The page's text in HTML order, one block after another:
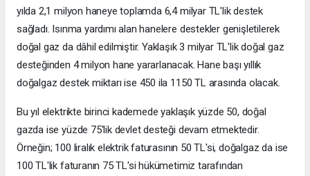
yılda 2,1 milyon haneye toplamda 6,4 milyar TL'lik destek
sağladı. Isınma yardımı alan hanelere destekler genişletilerek
doğal gaz da dâhil edilmiştir. Yaklaşık 3 milyar TL'lik doğal gaz
desteğinden 4 milyon hane yararlanacak. Hane başı yıllık
doğalgaz destek miktarı ise 450 ila 1150 TL arasında olacak.
Bu yıl elektrikte birinci kademede yaklaşık yüzde 50, doğal
gazda ise yüzde 75'lik devlet desteği devam etmektedir.
Örneğin; 100 liralık elektrik faturasının 50 TL'si, doğalgaz da ise
100 TL'lik faturanın 75 TL'si hükümetimiz tarafından